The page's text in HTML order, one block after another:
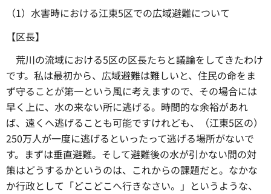
（1）水害時における江東5区での広域避難について
【区長】
荒川の流域における5区の区長たちと議論をしてきたわけ
です。私は最初から、広域避難は難しいと、住民の命をま
ず守ることが第一という風に考えますので、その場合には
早く上に、水の来ない所に逃げる。時間的な余裕があれ
ば、遠くへ逃げることも可能ですけれども、（江東5区の）
250万人が一度に逃げるといったって逃げる場所がないで
す。まずは垂直避難。そして避難後の水が引かない間の対
策はどうするかというのは、これからの課題だと。なかな
か行政として「どこどこへ行きなさい。」というような、